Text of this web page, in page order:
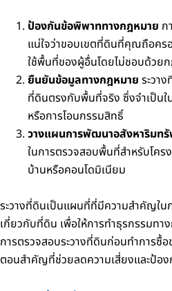
ป้องกันข้อพิพาททางกฎหมาย ก
แน่ใจว่าขอบเขตที่ดินที่คุณถือคร
ใช้พื้นที่ของผู้อื่นโดยไม่ชอบด้วย
ยืนยันข้อมูลทางกฎหมาย ระวา
ที่ดินตรงกับพื้นที่จริง ซึ่งจำเป็นใ
หรือการโอนกรรมสิทธิ์
วางแผนการพัฒนาอสังหาริมท
ในการตรวจสอบพื้นที่สำหรับโค
บ้านหรือคอนโดมิเนียม
ระวางที่ดินเป็นแผนที่ที่มีความสำคัญใน
เกี่ยวกับที่ดิน เพื่อให้การทำธุรกรรมท
การตรวจสอบระวางที่ดินก่อนทำการซื้
ตอนสำคัญที่ช่วยลดความเสี่ยงและป้อ